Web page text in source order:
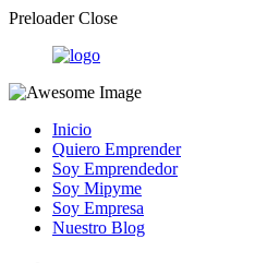
Preloader Close
Inicio
Quiero Emprender
Soy Emprendedor
Soy Mipyme
Soy Empresa
Nuestro Blog